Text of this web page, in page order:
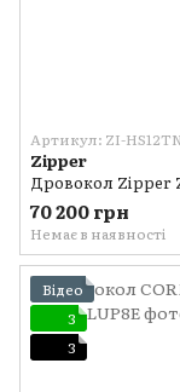
Артикул: ZI-
Zipper
70 200 грн
Немає в наявності
Відео
3
3